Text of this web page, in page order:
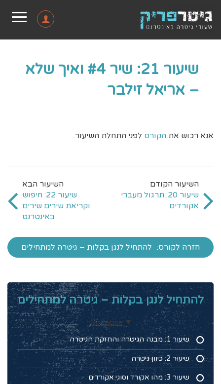
שיעור 21: שיר #4 ואיך שלא
– אריאל זילבר
אנא רכוש את הקורס לפני התחלת השיעור.
שיעור 20: תרגול מעברי
אקורדים
שיעור 22: חיפוש
וקריאת שירים שירים
באינטרנט
חזרה לקורס: להתחיל לנגן בקלות – גיטרה למתחילים
להתחיל לנגן בקלות – גיטרה למתחילים
Collapse
שיעור 1: מבנה הגיטרה והחזקת הגיטרה
שיעור 2: כיוון גיטרה
שיעור 3: מהו אקורד וסוגי אקורדים